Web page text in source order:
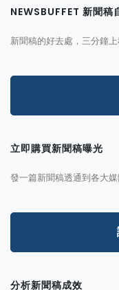
NEWSBUFFET 新聞稿
新聞稿的好去處，三分鐘
立即購買新聞稿曝光
發一篇新聞稿透通到各大
分析新聞稿成效